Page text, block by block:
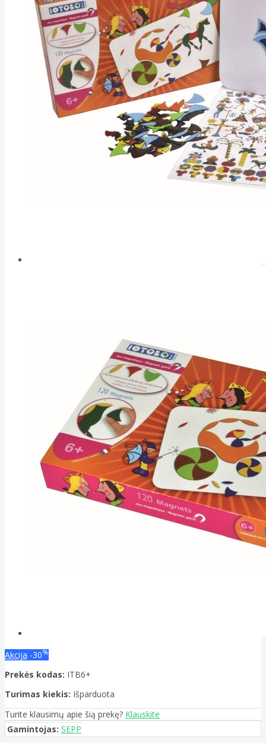
Akcija -30%
Prekės kodas: ITB6+
Turimas kiekis: Išparduota
Turite klausimų apie šią prekę? Klauskite
Gamintojas: SEPP